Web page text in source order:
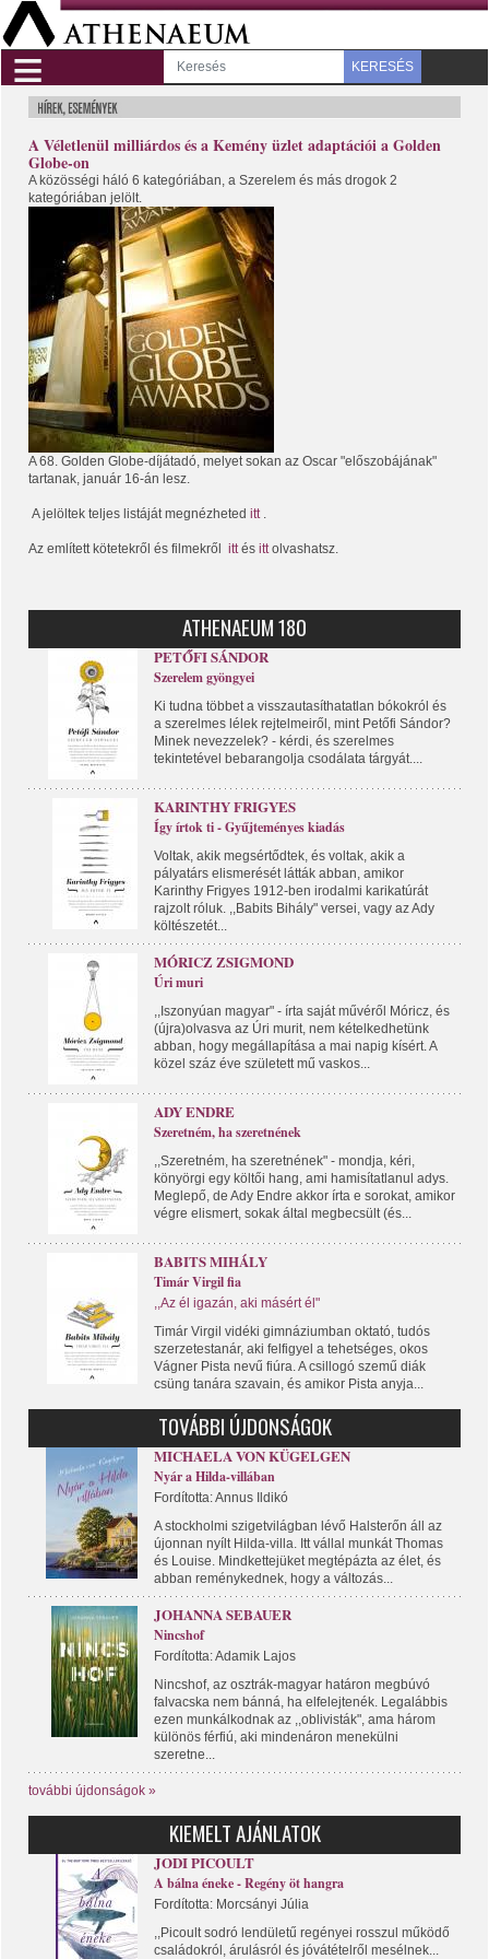
≡ KERESÉS
A Véletlenül milliárdos és a Kemény üzlet adaptációi a Golden
Globe-on
A közösségi háló 6 kategóriában, a Szerelem és más drogok 2
kategóriában jelölt.
A 68. Golden Globe-díjátadó, melyet sokan az Oscar "előszobájának"
tartanak, január 16-án lesz.
A jelöltek teljes listáját megnézheted itt
Az említett kötetekről és filmekről itt és itt olvashatsz.
ATHENAEUM 180
PETŐFI SÁNDOR
Szerelem gyöngyei
Ki tudna többet a visszautasíthatatlan bókokról és
a szerelmes lélek rejtelmeiről, mint Petőfi Sándor?
Minek nevezzelek? - kérdi, és szerelmes
tekintetével bebarangolja csodálata tárgyát....
KARINTHY FRIGYES
Így írtok ti - Gyűjteményes kiadás
Voltak, akik megsértődtek, és voltak, akik a
pályatárs elismerését látták abban, amikor
Karinthy Frigyes 1912-ben irodalmi karikatúrát
rajzolt róluk. ,,Babits Bihály" versei, vagy az Ady
költészetét...
MÓRICZ ZSIGMOND
Úri muri
,,Iszonyúan magyar" - írta saját művéről Móricz, és
(újra)olvasva az Úri murit, nem kételkedhetünk
abban, hogy megállapítása a mai napig kísért. A
közel száz éve született mű vaskos...
ADY ENDRE
Szeretném, ha szeretnének
,,Szeretném, ha szeretnének" - mondja, kéri,
könyörgi egy költői hang, ami hamisítatlanul adys.
Meglepő, de Ady Endre akkor írta e sorokat, amikor
végre elismert, sokak által megbecsült (és...
BABITS MIHÁLY
Timár Virgil fia
,,Az él igazán, aki másért él"
Timár Virgil vidéki gimnáziumban oktató, tudós
szerzetestanár, aki felfigyel a tehetséges, okos
Vágner Pista nevű fiúra. A csillogó szemű diák
csüng tanára szavain, és amikor Pista anyja...
TOVÁBBI ÚJDONSÁGOK
MICHAELA VON KÜGELGEN
Nyár a Hilda-villában
Fordította: Annus Ildikó
A stockholmi szigetvilágban lévő Halsterőn áll az
újonnan nyílt Hilda-villa. Itt vállal munkát Thomas
és Louise. Mindkettejüket megtépázta az élet, és
abban reménykednek, hogy a változás...
JOHANNA SEBAUER
Nincshof
Fordította: Adamik Lajos
Nincshof, az osztrák-magyar határon megbúvó
falvacska nem bánná, ha elfelejtenék. Legalábbis
ezen munkálkodnak az ,,oblivisták", ama három
különös férfiú, aki mindenáron menekülni
szeretne...
további újdonságok »
KIEMELT AJÁNLATOK
JODI PICOULT
A bálna éneke - Regény öt hangra
Fordította: Morcsányi Júlia
,,Picoult sodró lendületű regényei rosszul működő
családokról, árulásról és jóvátételről mesélnek...